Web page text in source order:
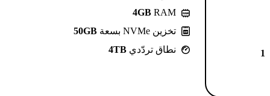
4GB RAM
تخزين NVMe بسعة
50GB
نطاق تردّدي 4TB